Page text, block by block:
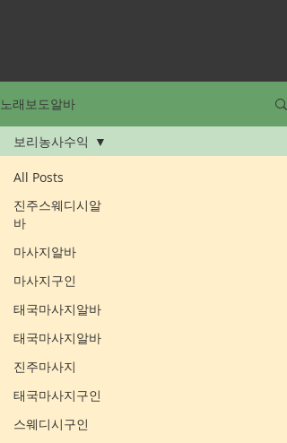
노래보도알바
All Posts
진주스웨디시알
바
마사지알바
마사지구인
태국마사지알바
태국마사지알바
진주마사지
태국마사지구인
스웨디시구인
보리농사수익